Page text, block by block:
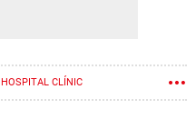
HOSPITAL CLÍNIC